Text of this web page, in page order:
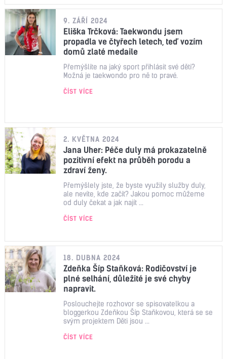
9. ZÁŘÍ 2024
Eliška Trčková: Taekwondu jsem
propadla ve čtyřech letech, teď vozím
domů zlaté medaile
Přemýšlíte na jaký sport přihlásit své děti?
Možná je taekwondo pro ně to pravé.
ČÍST VÍCE
2. KVĚTNA 2024
Jana Uher: Péče duly má prokazatelně
pozitivní efekt na průběh porodu a
zdraví ženy.
Přemýšlely jste, že byste využily služby duly,
ale nevíte, kde začít? Jakou pomoc můžeme
od duly čekat a jak najít ...
ČÍST VÍCE
18. DUBNA 2024
Zdeňka Šíp Staňková: Rodičovství je
plné selhání, důležité je své chyby
napravit.
Poslouchejte rozhovor se spisovatelkou a
bloggerkou Zdeňkou Šíp Staňkovou, která se se
svým projektem Děti jsou ...
ČÍST VÍCE